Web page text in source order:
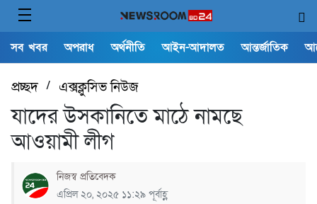
সব খবর অপরাধ অর্থনীতি আইন-আদালত আন্তর্জাতিক
প্রচ্ছদ/ এক্সক্লুসিভ নিউজ
যাদের উসকানিতে মাঠে নামছে
আওয়ামী লীগ
নিজস্ব প্রতিবেদক
এপ্রিল ২০, ২০২৫ ১১:২৯ পূর্বাহ্ণ